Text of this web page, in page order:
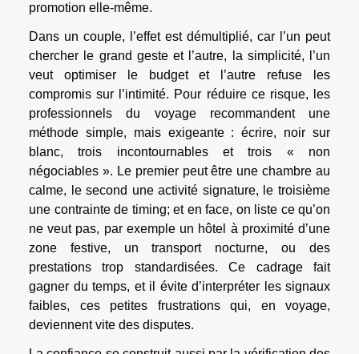
promotion elle-même.
Dans un couple, l’effet est démultiplié, car l’un peut
chercher le grand geste et l’autre, la simplicité, l’un
veut optimiser le budget et l’autre refuse les
compromis sur l’intimité. Pour réduire ce risque, les
professionnels du voyage recommandent une
méthode simple, mais exigeante : écrire, noir sur
blanc, trois incontournables et trois « non
négociables ». Le premier peut être une chambre au
calme, le second une activité signature, le troisième
une contrainte de timing; et en face, on liste ce qu’on
ne veut pas, par exemple un hôtel à proximité d’une
zone festive, un transport nocturne, ou des
prestations trop standardisées. Ce cadrage fait
gagner du temps, et il évite d’interpréter les signaux
faibles, ces petites frustrations qui, en voyage,
deviennent vite des disputes.